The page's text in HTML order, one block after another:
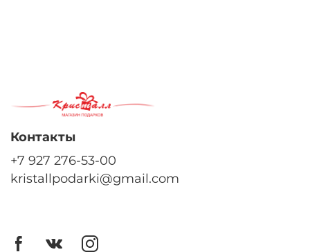
Контакты
+7 927 276-53-00
kristallpodarki@gmail.com